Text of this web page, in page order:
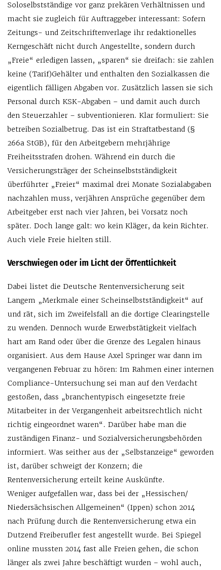
Soloselbstständige vor ganz prekären Verhältnissen und
macht sie zugleich für Auftraggeber interessant: Sofern
Zeitungs- und Zeitschriftenverlage ihr redaktionelles
Kerngeschäft nicht durch Angestellte, sondern durch
„Freie“ erledigen lassen, „sparen“ sie dreifach: sie zahlen
keine (Tarif)Gehälter und enthalten den Sozialkassen die
eigentlich fälligen Abgaben vor. Zusätzlich lassen sie sich
Personal durch KSK-Abgaben – und damit auch durch
den Steuerzahler – subventionieren. Klar formuliert: Sie
betreiben Sozialbetrug. Das ist ein Straftatbestand (§
266a StGB), für den Arbeitgebern mehrjährige
Freiheitsstrafen drohen. Während ein durch die
Versicherungsträger der Scheinselbstständigkeit
überführter „Freier“ maximal drei Monate Sozialabgaben
nachzahlen muss, verjähren Ansprüche gegenüber dem
Arbeitgeber erst nach vier Jahren, bei Vorsatz noch
später. Doch lange galt: wo kein Kläger, da kein Richter.
Auch viele Freie hielten still.
Verschwiegen oder im Licht der Öffentlichkeit
Dabei listet die Deutsche Rentenversicherung seit
Langem „Merkmale einer Scheinselbstständigkeit“ auf
und rät, sich im Zweifelsfall an die dortige Clearingstelle
zu wenden. Dennoch wurde Erwerbstätigkeit vielfach
hart am Rand oder über die Grenze des Legalen hinaus
organisiert. Aus dem Hause Axel Springer war dann im
vergangenen Februar zu hören: Im Rahmen einer internen
Compliance-Untersuchung sei man auf den Verdacht
gestoßen, dass „branchentypisch eingesetzte freie
Mitarbeiter in der Vergangenheit arbeitsrechtlich nicht
richtig eingeordnet waren“. Darüber habe man die
zuständigen Finanz- und Sozialversicherungsbehörden
informiert. Was seither aus der „Selbstanzeige“ geworden
ist, darüber schweigt der Konzern; die
Rentenversicherung erteilt keine Auskünfte.
Weniger aufgefallen war, dass bei der „Hessischen/
Niedersächsischen Allgemeinen“ (Ippen) schon 2014
nach Prüfung durch die Rentenversicherung etwa ein
Dutzend Freiberufler fest angestellt wurde. Bei Spiegel
online mussten 2014 fast alle Freien gehen, die schon
länger als zwei Jahre beschäftigt wurden – wohl auch,